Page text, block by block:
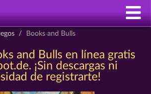
Books and Bulls
and Bulls en línea gratis
¡Sin descargas ni
de registrarte!